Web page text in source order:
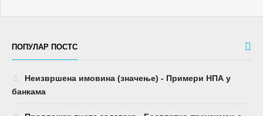
ПОПУЛАР ПОСТС
Неизвршена имовина (значење) - Примери НПА у
банкама